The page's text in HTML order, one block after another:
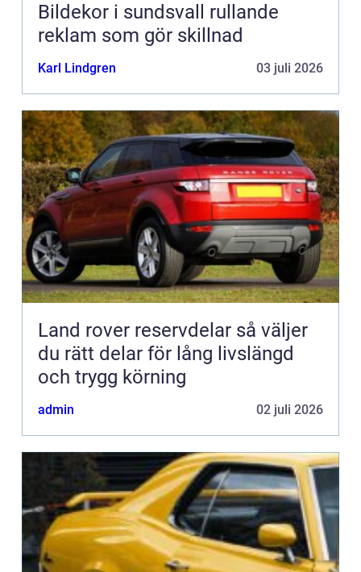
Bildekor i sundsvall rullande
reklam som gör skillnad
Karl Lindgren 03 juli 2026
Land rover reservdelar så väljer
du rätt delar för lång livslängd
och trygg körning
admin 02 juli 2026